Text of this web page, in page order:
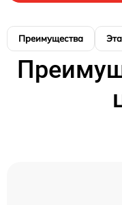
Преимущества